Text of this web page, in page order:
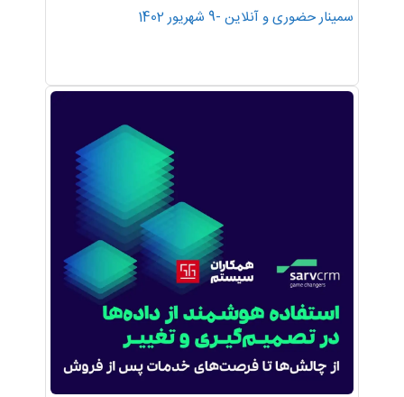
سمینار حضوری و آنلاین -9 شهریور 1402